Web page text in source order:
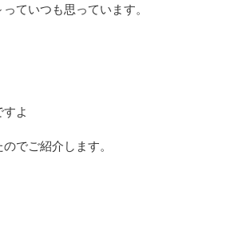
ていつも思っています。
よ
でご紹介します。